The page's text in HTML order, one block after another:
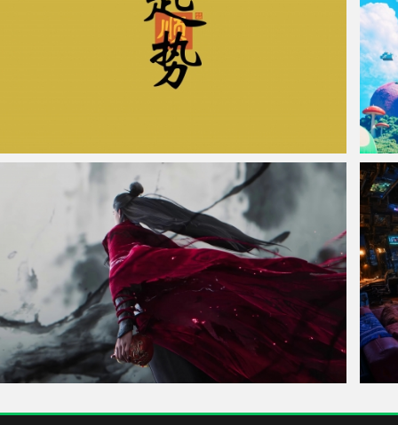
起势 彼岸原创 超清车机屏壁纸 云端